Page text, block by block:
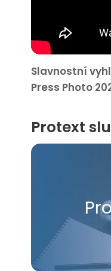
Slavnostní
Press Photo
Protext